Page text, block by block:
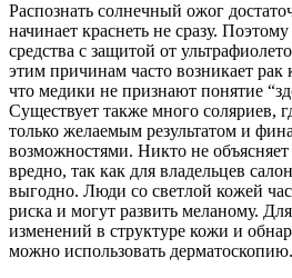
Распознать солнечный ожог
начинает краснеть не сразу.
средства с защитой от
этим причинам часто возникает рак
что медики не признают понятие
Существует также много соляриев,
только желаемым результатом и
возможностями. Никто не объясняет
вредно, так как для владельцев
выгодно. Люди со светлой кожей
риска и могут развить меланому.
изменений в структуре кожи и
можно использовать дерматоскопию.